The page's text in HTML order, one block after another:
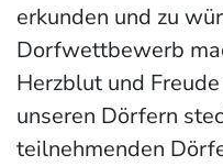
erkunden und zu
Dorfwettbewerb
Herzblut und
unseren Dörfern
teilnehmenden